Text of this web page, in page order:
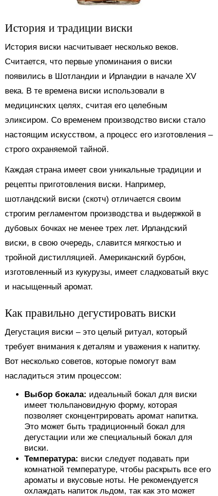
История и традиции виски
История виски насчитывает несколько веков.
Считается, что первые упоминания о виски
появились в Шотландии и Ирландии в начале XV
века. В те времена виски использовали в
медицинских целях, считая его целебным
эликсиром. Со временем производство виски стало
настоящим искусством, а процесс его изготовления –
строго охраняемой тайной.
Каждая страна имеет свои уникальные традиции и
рецепты приготовления виски. Например,
шотландский виски (скотч) отличается своим
строгим регламентом производства и выдержкой в
дубовых бочках не менее трех лет. Ирландский
виски, в свою очередь, славится мягкостью и
тройной дистилляцией. Американский бурбон,
изготовленный из кукурузы, имеет сладковатый вкус
и насыщенный аромат.
Как правильно дегустировать виски
Дегустация виски – это целый ритуал, который
требует внимания к деталям и уважения к напитку.
Вот несколько советов, которые помогут вам
насладиться этим процессом:
Выбор бокала: идеальный бокал для виски
имеет тюльпановидную форму, которая
позволяет сконцентрировать аромат напитка.
Это может быть традиционный бокал для
дегустации или же специальный бокал для
виски.
Температура: виски следует подавать при
комнатной температуре, чтобы раскрыть все его
ароматы и вкусовые ноты. Не рекомендуется
охлаждать напиток льдом, так как это может